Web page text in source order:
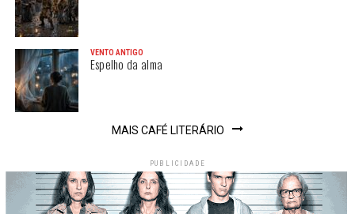
VENTO ANTIGO
Espelho da alma
MAIS CAFÉ LITERÁRIO
PUBLICIDADE